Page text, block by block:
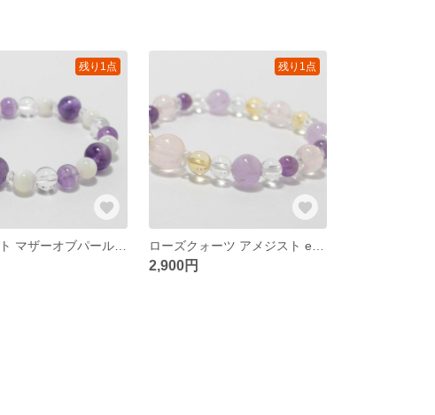
残り1点 残り1点
2,900円